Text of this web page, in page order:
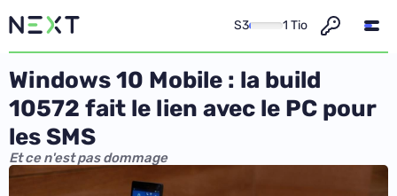
S3 1 Tio
Windows 10 Mobile : la build
10572 fait le lien avec le PC pour
les SMS
Et ce n'est pas dommage